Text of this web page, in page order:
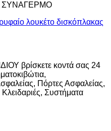
ΣΥΝΑΓΕΡΜΟ
λουκέτο δισκόπλακας
βρίσκετε κοντά σας 24
Πόρτες Ασφαλείας,
Συστήματα